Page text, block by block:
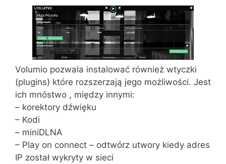
Volumio pozwala instalować również wtyczki
(plugins) które rozszerzają jego możliwości. Jest
ich mnóstwo , między innymi:
– korektory dźwięku
– Kodi
– miniDLNA
– Play on connect – odtwórz utwory kiedy adres
IP został wykryty w sieci